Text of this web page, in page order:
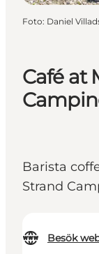
Café at
Barista
Strand
Besök
Foto: Daniel